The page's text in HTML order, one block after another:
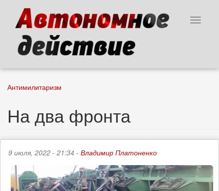
основному
содержанию
Toggle
Антимилитаризм
На два фронта
9 июля, 2022 - 21:34 - Владимир Платоненко